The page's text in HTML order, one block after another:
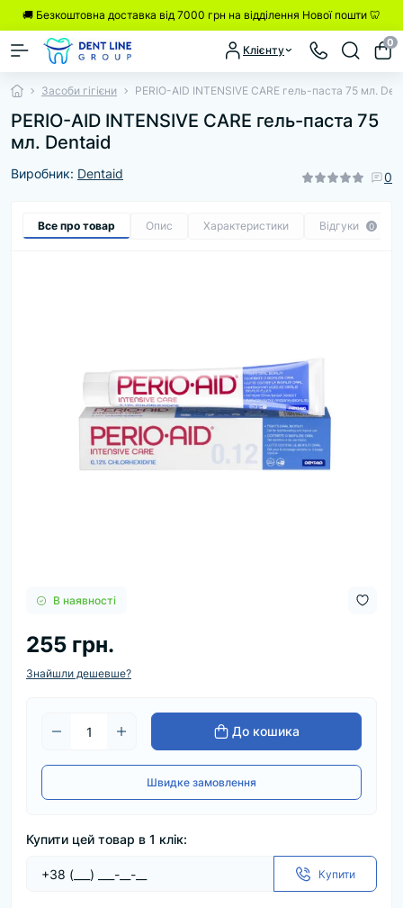
🚚 Безкоштовна доставка від 7000 грн на відділення Нової пошти 🦷
Клієнту
0
Засоби гігієни PERIO-AID INTENSIVE CARE гель-паста 75 мл.
PERIO-AID INTENSIVE CARE гель-паста 75
мл. Dentaid
Виробник: Dentaid 0
Все про товар Опис Характеристики Відгуки 0
В наявності
255 грн.
Знайшли дешевше?
До кошика
Швидке замовлення
Купити цей товар в 1 клік:
Купити